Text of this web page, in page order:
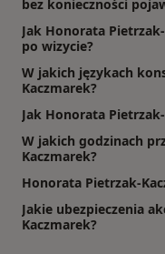
bez konieczności
Jak Honorata
po wizycie?
W jakich językach
Kaczmarek?
Jak Honorata
W jakich godzinach
Kaczmarek?
Honorata Pietrzak-
Jakie ubezpieczenia
Kaczmarek?